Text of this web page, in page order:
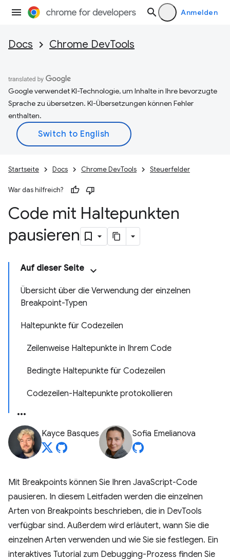
Anmelden
Docs Chrome DevTools
Google verwendet KI-Technologie, um Inhalte in Ihre bevorzugte
Sprache zu übersetzen. KI-Übersetzungen können Fehler
enthalten.
Startseite Docs Chrome DevTools Steuerfelder
War das hilfreich?
Code mit Haltepunkten
pausieren
Auf dieser Seite
Übersicht über die Verwendung der einzelnen
Breakpoint-Typen
Haltepunkte für Codezeilen
Zeilenweise Haltepunkte in Ihrem Code
Bedingte Haltepunkte für Codezeilen
Codezeilen-Haltepunkte protokollieren
Kayce Basques Sofia Emelianova
Mit Breakpoints können Sie Ihren JavaScript-Code
pausieren. In diesem Leitfaden werden die einzelnen
Arten von Breakpoints beschrieben, die in DevTools
verfügbar sind. Außerdem wird erläutert, wann Sie die
einzelnen Arten verwenden und wie Sie sie festlegen. Ein
interaktives Tutorial zum Debugging-Prozess finden Sie